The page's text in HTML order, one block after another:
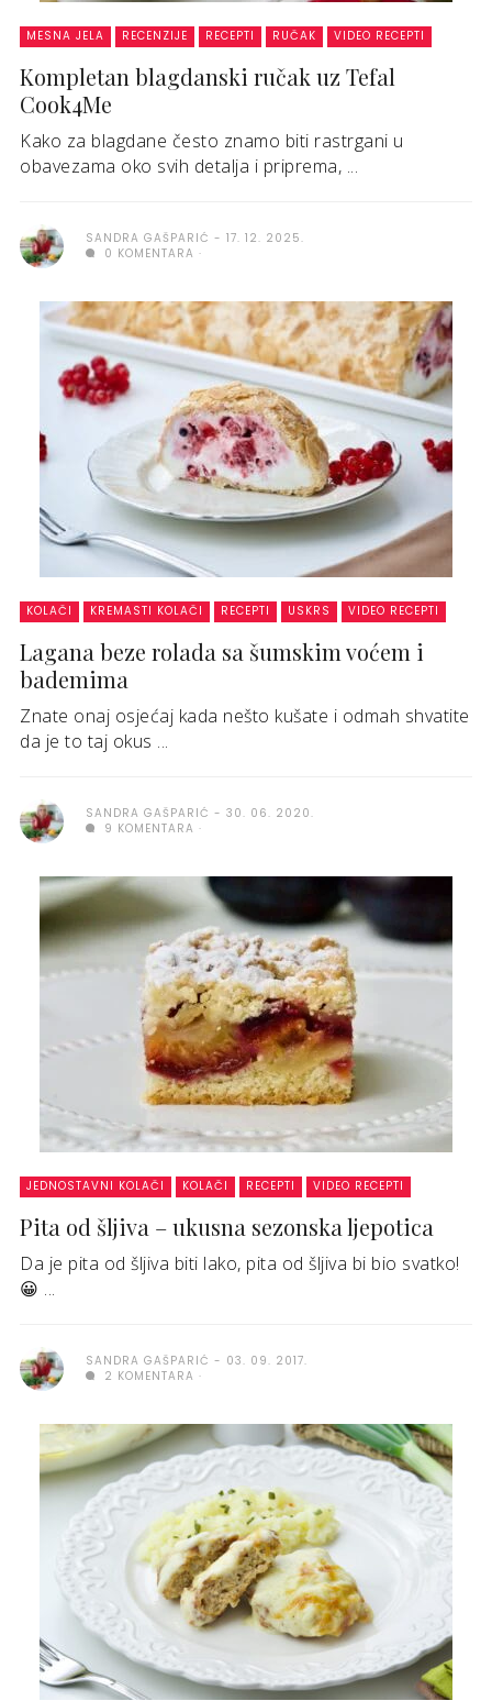
MESNA JELA RECENZIJE RECEPTI RUČAK VIDEO RECEPTI
Kompletan blagdanski ručak uz Tefal
Cook4Me
Kako za blagdane često znamo biti rastrgani u
obavezama oko svih detalja i priprema, ...
SANDRA GAŠPARIĆ
17. 12. 2025.
0 KOMENTARA
KOLAČI KREMASTI KOLAČI RECEPTI USKRS VIDEO RECEPTI
Lagana beze rolada sa šumskim voćem i
bademima
Znate onaj osjećaj kada nešto kušate i odmah shvatite
da je to taj okus ...
SANDRA GAŠPARIĆ
30. 06. 2020.
9 KOMENTARA
JEDNOSTAVNI KOLAČI KOLAČI RECEPTI VIDEO RECEPTI
Pita od šljiva – ukusna sezonska ljepotica
Da je pita od šljiva biti lako, pita od šljiva bi bio svatko!
😀 ...
SANDRA GAŠPARIĆ
03. 09. 2017.
2 KOMENTARA